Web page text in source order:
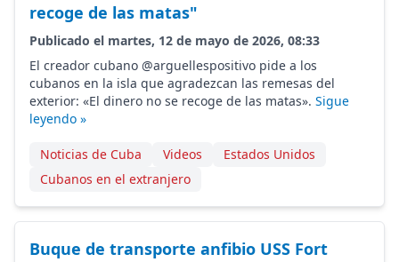
recoge de las matas"
Publicado el martes, 12 de mayo de 2026, 08:33
El creador cubano @arguellespositivo pide a los
cubanos en la isla que agradezcan las remesas del
exterior: «El dinero no se recoge de las matas». Sigue
leyendo »
Noticias de Cuba Videos
Estados Unidos
Cubanos en el extranjero
Buque de transporte anfibio USS Fort